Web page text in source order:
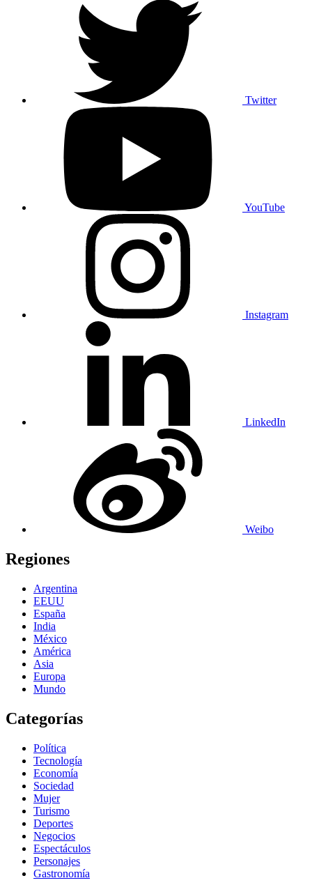
Twitter
YouTube
Instagram
LinkedIn
Weibo
Regiones
Argentina
EEUU
España
India
México
América
Asia
Europa
Mundo
Categorías
Política
Tecnología
Economía
Sociedad
Mujer
Turismo
Deportes
Negocios
Espectáculos
Personajes
Gastronomía